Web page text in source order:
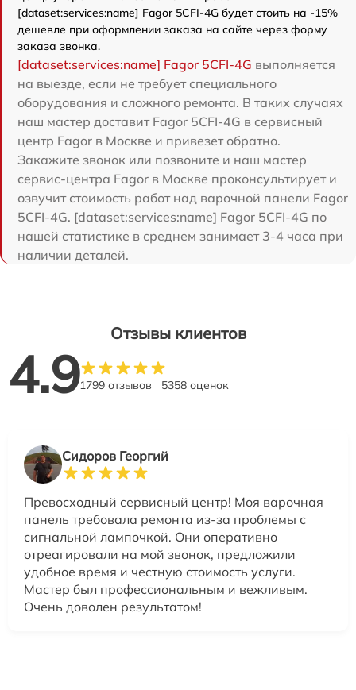
[dataset:services:name] Fagor 5CFI-4G будет стоить на -15%
дешевле при оформлении заказа на сайте через форму
заказа звонка.
[dataset:services:name] Fagor 5CFI-4G выполняется
на выезде, если не требует специального
оборудования и сложного ремонта. В таких случаях
наш мастер доставит Fagor 5CFI-4G в сервисный
центр Fagor в Москве и привезет обратно.
Закажите звонок или позвоните и наш мастер
сервис-центра Fagor в Москве проконсультирует и
озвучит стоимость работ над варочной панели Fagor
5CFI-4G. [dataset:services:name] Fagor 5CFI-4G по
нашей статистике в среднем занимает 3-4 часа при
наличии деталей.
Отзывы клиентов
4.91799 отзывов 5358 оценок
Сидоров Георгий
Превосходный сервисный центр! Моя варочная
панель требовала ремонта из-за проблемы с
сигнальной лампочкой. Они оперативно
отреагировали на мой звонок, предложили
удобное время и честную стоимость услуги.
Мастер был профессиональным и вежливым.
Очень доволен результатом!